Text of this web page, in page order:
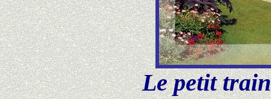
Le petit